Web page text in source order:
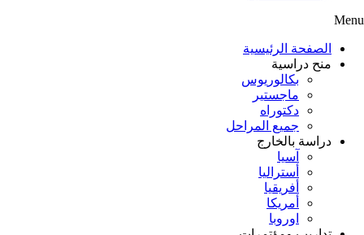
Menu
الصفحة الرئيسية
منح دراسية
بكالوريوس
ماجستير
دكتوراه
جميع المراحل
دراسة بالخارج
آسيا
أستراليا
أفريقيا
أمريكا
اوروبا